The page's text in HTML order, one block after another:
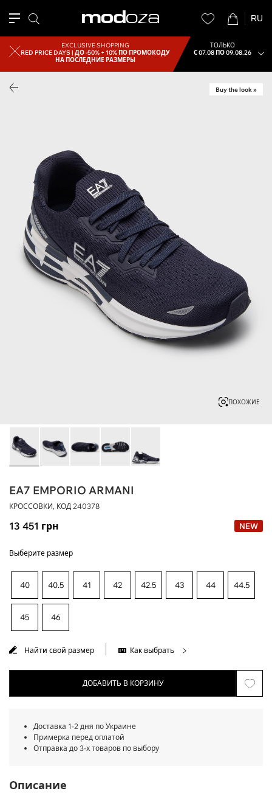
RU
EXCLUSIVE SHOPPING
RED PRICE DAYS |ДО -50% + 10% ПО ПРОМОКОДУ
НА ПОСЛЕДНИЕ РАЗМЕРЫ
ТОЛЬКО
С 07.08 ПО 09.08.26
Buy the look »
ПОХОЖИЕ
EA7 EMPORIO ARMANI
КРОССОВКИ, КОД 240378
13 451 грн NEW
Выберите размер
40 40.5 41 42 42.5 43 44 44.5
45 46
Найти свой размер Как выбрать
ДОБАВИТЬ В КОРЗИНУ
Доставка 1-2 дня по Украине
Примерка перед оплатой
Отправка до 3-х товаров по выбору
Описание